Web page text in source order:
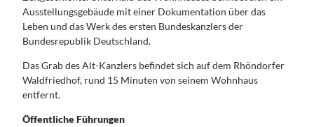
Ausstellungsgebäude mit einer Dokumentation über das
Leben und das Werk des ersten Bundeskanzlers der
Bundesrepublik Deutschland.
Das Grab des Alt-Kanzlers befindet sich auf dem Rhöndorfer
Waldfriedhof, rund 15 Minuten von seinem Wohnhaus
entfernt.
Öffentliche Führungen